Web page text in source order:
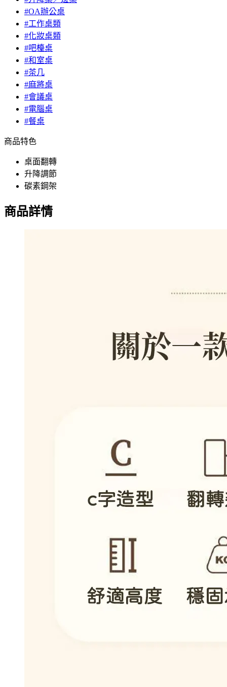
#OA辦公桌
#工作桌類
#化妝桌類
#吧檯桌
#和室桌
#茶几
#麻將桌
#會議桌
#電腦桌
#餐桌
商品特色
桌面翻轉
升降調節
碳素鋼架
商品詳情